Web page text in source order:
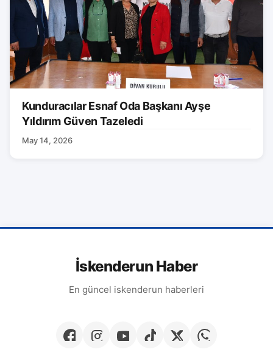
Kunduracılar Esnaf Oda Başkanı Ayşe
Yıldırım Güven Tazeledi
May 14, 2026
İskenderun Haber
En güncel iskenderun haberleri